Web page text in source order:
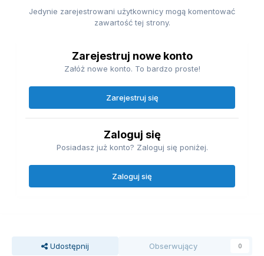
Jedynie zarejestrowani użytkownicy mogą komentować
zawartość tej strony.
Zarejestruj nowe konto
Załóż nowe konto. To bardzo proste!
Zarejestruj się
Zaloguj się
Posiadasz już konto? Zaloguj się poniżej.
Zaloguj się
Udostępnij Obserwujący 0